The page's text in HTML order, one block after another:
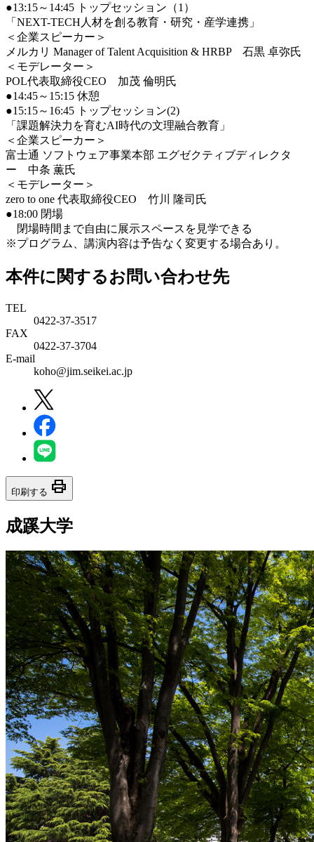
●13:15～14:45 トップセッション（1）
「NEXT-TECH人材を創る教育・研究・産学連携」
＜企業スピーカー＞
メルカリ Manager of Talent Acquisition & HRBP 石黒 卓弥氏
＜モデレーター＞
POL代表取締役CEO 加茂 倫明氏
●14:45～15:15 休憩
●15:15～16:45 トップセッション(2)
「課題解決力を育むAI時代の文理融合教育」
＜企業スピーカー＞
富士通 ソフトウェア事業本部 エグゼクティブディレクタ
ー 中条 薫氏
＜モデレーター＞
zero to one 代表取締役CEO 竹川 隆司氏
●18:00 閉場
閉場時間まで自由に展示スペースを見学できる
※プログラム、講演内容は予告なく変更する場合あり。
本件に関するお問い合わせ先
TEL
0422-37-3517
FAX
0422-37-3704
E-mail
koho@jim.seikei.ac.jp
印刷する print
成蹊大学